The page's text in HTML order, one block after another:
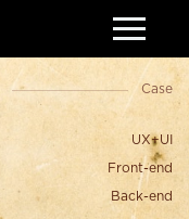
Case
UX+UI
Front-end
Back-end